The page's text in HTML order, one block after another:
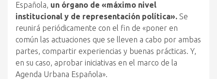
Española, un órgano de «máximo nivel
institucional y de representación política». Se
reunirá periódicamente con el fin de «poner en
común las actuaciones que se lleven a cabo por ambas
partes, compartir experiencias y buenas prácticas. Y,
en su caso, aprobar iniciativas en el marco de la
Agenda Urbana Española».